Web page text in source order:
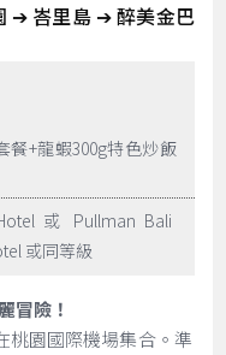
➔ 峇里島 ➔ 醉美金巴
餐+龍蝦300g特色炒飯
或 Pullman Bali
或同等級
冒險！
桃園國際機場集合。準